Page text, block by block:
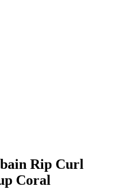
Rip Curl
Coral